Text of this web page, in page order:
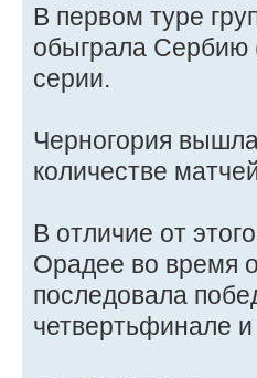
В первом туре
обыграла Сербию
серии.
Черногория
количестве
В отличие от
Орадее во время
последовала
четвертьфинале